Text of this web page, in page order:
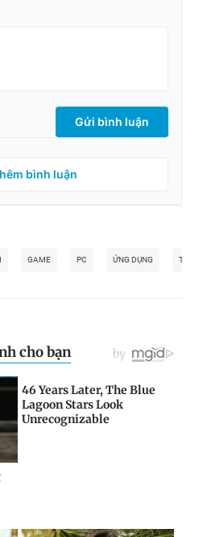
Gửi bình luận
bình luận
GAME PC ỨNG DỤNG THIẾT